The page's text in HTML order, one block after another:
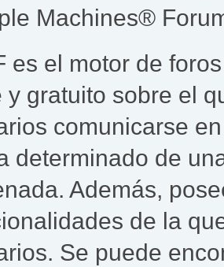
Machines®
es el motor de
y gratuito sobre el
comunicarse
determinado de
Además,
de la
Se puede